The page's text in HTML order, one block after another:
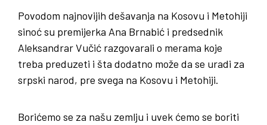
Povodom najnovijih dešavanja na Kosovu i Metohiji
sinoć su premijerka Ana Brnabić i predsednik
Aleksandrar Vučić razgovarali o merama koje
treba preduzeti i šta dodatno može da se uradi za
srpski narod, pre svega na Kosovu i Metohiji.
Borićemo se za našu zemlju i uvek ćemo se boriti